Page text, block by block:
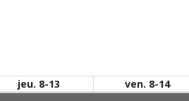
jeu. 8-13 ven. 8-14